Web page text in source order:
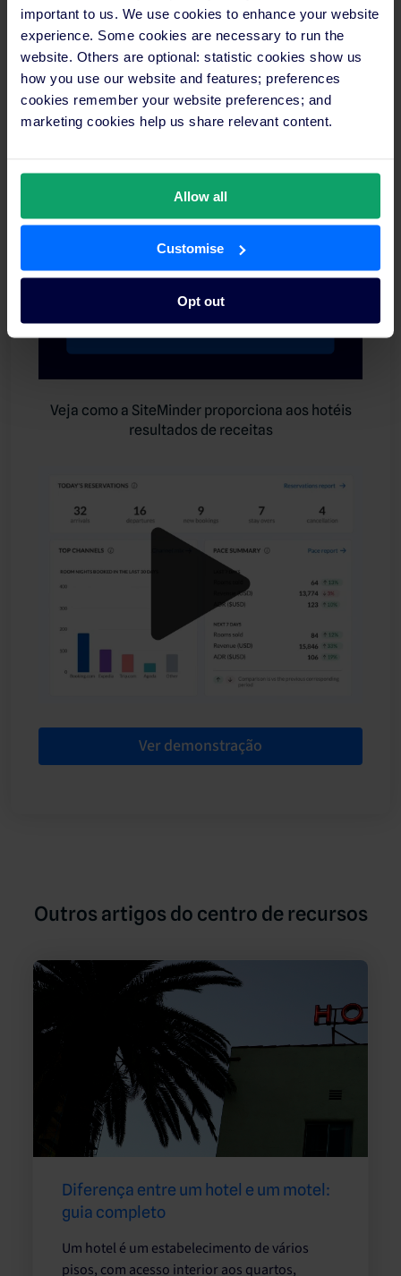
important to us. We use cookies to enhance your website
experience. Some cookies are necessary to run the
website. Others are optional: statistic cookies show us
how you use our website and features; preferences
cookies remember your website preferences; and
marketing cookies help us share relevant content.
Allow all
Customise
Opt out
Veja como a SiteMinder proporciona aos hotéis
resultados de receitas
Ver demonstração
Outros artigos do centro de recursos
Diferença entre um hotel e um motel:
guia completo
Um hotel é um estabelecimento de vários
pisos, com acesso interior aos quartos,